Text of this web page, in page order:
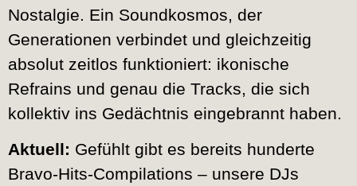
Nostalgie. Ein Soundkosmos, der
Generationen verbindet und gleichzeitig
absolut zeitlos funktioniert: ikonische
Refrains und genau die Tracks, die sich
kollektiv ins Gedächtnis eingebrannt haben.
Aktuell: Gefühlt gibt es bereits hunderte
Bravo-Hits-Compilations – unsere DJs